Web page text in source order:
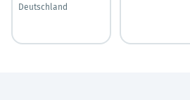
Deutschland